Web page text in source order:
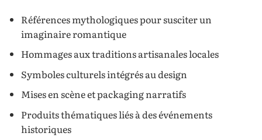
Références mythologiques pour susciter un
imaginaire romantique
Hommages aux traditions artisanales locales
Symboles culturels intégrés au design
Mises en scène et packaging narratifs
Produits thématiques liés à des événements
historiques